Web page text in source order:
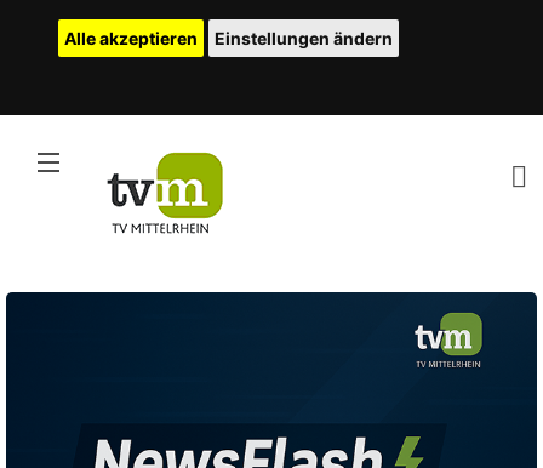
Alle akzeptieren Einstellungen ändern